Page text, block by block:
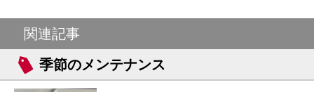
関連記事
季節のメンテナンス